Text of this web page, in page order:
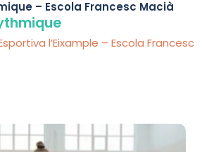
– Escola Francesc Macià
l’Eixample – Escola Francesc